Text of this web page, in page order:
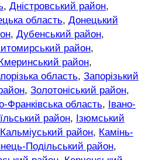
, Дністровський район,
область, Донецький
, Дубенський район,
район,
район,
область, Запорізький
, Золотоніський район,
Франківська область,
Івано-
район, Ізюмський
Кальміуський район, Камінь-
Подільський район,